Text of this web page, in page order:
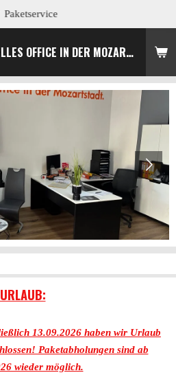
IHR VIRTUELLES OFFICE IN DER MOZARTSTADT
Paketservice
URLAUB:
13.09.2026 haben wir Urlaub
Paketabholungen sind ab
wieder möglich.